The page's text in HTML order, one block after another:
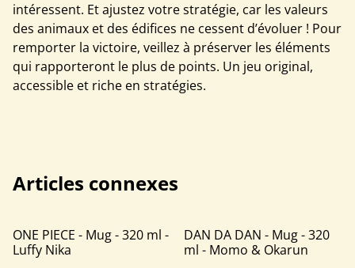
intéressent. Et ajustez votre stratégie, car les valeurs
des animaux et des édifices ne cessent d’évoluer ! Pour
remporter la victoire, veillez à préserver les éléments
qui rapporteront le plus de points. Un jeu original,
accessible et riche en stratégies.
Articles connexes
ONE PIECE - Mug - 320 ml -
Luffy Nika
DAN DA DAN - Mug - 320
ml - Momo & Okarun